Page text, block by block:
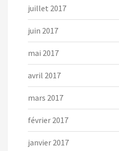
juillet 2017
juin 2017
mai 2017
avril 2017
mars 2017
février 2017
janvier 2017